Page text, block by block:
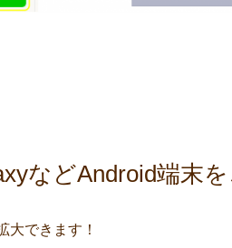
などAndroid端末
できます！